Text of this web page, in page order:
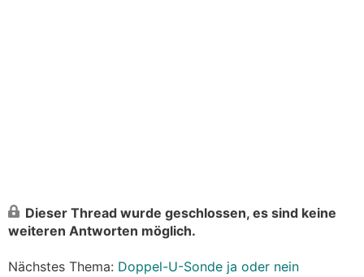
Dieser Thread wurde geschlossen, es sind keine
weiteren Antworten möglich.
Nächstes Thema: Doppel-U-Sonde ja oder nein